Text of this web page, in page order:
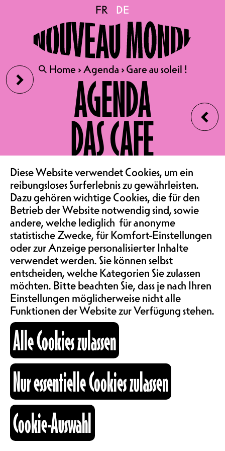
›
‹
FR DE
🔍 Home›Agenda ›Gare au soleil !
AGENDA
DAS CAFE
VEREIN & COMMUNITY
SAALMIETE
ABOS & TARIFE
INFORMATIONEN
KARTOGRAPHIE
SUCHE
fb
+41 26 322 57 67
FR DE
🔍 Home›Agenda ›Gare au soleil !
Gare au soleil !
VOM 7. JULI BIS ZUM 29.
AUGUST
GARE AU SOLEIL
QUIZ, BLINDTEST, PARTYS,
ZUSAMMENKOMMEN,
KINDERPROGRAMM
COCKTAILS, POKE BOWLS,
LIEGESTÜHLE & CHILLEN
TERRASSE, CAFÉ UND
OSTFLÜGEL
YEAH
Während sich Freiburg langsam
aber sicher von seinen
Studenten:innen, allerlei
Arbeitenden und dynamischen
Führungskräften entleert, füllen wir
die Esplanade mit lustigen
Aktivitäten, um diese zwar
notwendige, aber manchmal auch
trostlose und, zugegeben,
deprimierende Sommerpause mit
Leben zu füllen.
Unser gesamtes Team hat die Ärmel
hochgekrempelt, um euch
Aktivitäten anzubieten, deren
aussergewöhnlicher Charakter –
und nicht der gute Geschmack oder
die Ernsthaftigkeit – garantiert ist.
Diese Website verwendet Cookies, um ein
reibungsloses Surferlebnis zu gewährleisten.
Dazu gehören wichtige Cookies, die für den
Betrieb der Website notwendig sind, sowie
andere, welche lediglich für anonyme
statistische Zwecke, für Komfort-Einstellungen
oder zur Anzeige personalisierter Inhalte
verwendet werden. Sie können selbst
entscheiden, welche Kategorien Sie zulassen
möchten. Bitte beachten Sie, dass je nach Ihren
Einstellungen möglicherweise nicht alle
Funktionen der Website zur Verfügung stehen.
Alle Cookies zulassen
Nur essentielle Cookies zulassen
Cookie-Auswahl